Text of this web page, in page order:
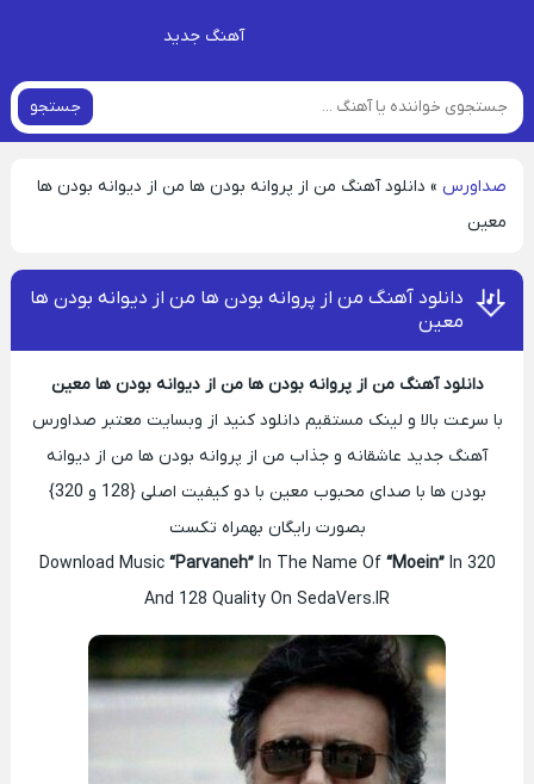
آهنگ جدید
جستجو
صداورس » دانلود آهنگ من از پروانه بودن ها من از دیوانه بودن ها
معین
دانلود آهنگ من از پروانه بودن ها من از دیوانه بودن ها
معین
دانلود آهنگ من از پروانه بودن ها من از دیوانه بودن ها معین
با سرعت بالا و لینک مستقیم دانلود کنید از وبسایت معتبر صداورس
آهنگ جدید عاشقانه و جذاب من از پروانه بودن ها من از دیوانه
بودن ها با صدای محبوب معین با دو کیفیت اصلی {128 و 320}
بصورت رایگان بهمراه تکست
Download Music “Parvaneh”In The Name Of “Moein”In 320
And 128 Quality On SedaVers.IR